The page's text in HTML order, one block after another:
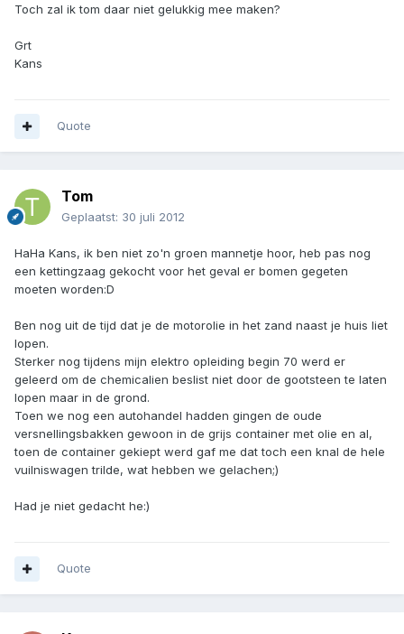
Toch zal ik tom daar niet gelukkig mee maken?
Grt
Kans
Quote
Tom
Geplaatst: 30 juli 2012
HaHa Kans, ik ben niet zo'n groen mannetje hoor, heb pas nog
een kettingzaag gekocht voor het geval er bomen gegeten
moeten worden:D
Ben nog uit de tijd dat je de motorolie in het zand naast je huis liet
lopen.
Sterker nog tijdens mijn elektro opleiding begin 70 werd er
geleerd om de chemicalien beslist niet door de gootsteen te laten
lopen maar in de grond.
Toen we nog een autohandel hadden gingen de oude
versnellingsbakken gewoon in de grijs container met olie en al,
toen de container gekiept werd gaf me dat toch een knal de hele
vuilniswagen trilde, wat hebben we gelachen;)
Had je niet gedacht he:)
Quote